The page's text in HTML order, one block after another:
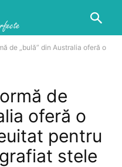
de „bulă” din Australia oferă o
de
oferă o
pentru
stele